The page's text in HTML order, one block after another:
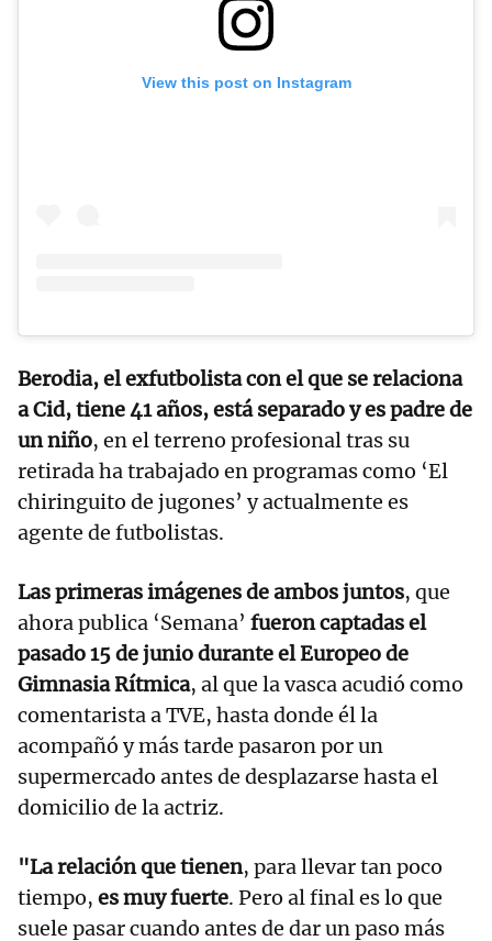
View this post on Instagram
Berodia, el exfutbolista con el que se relaciona
a Cid, tiene 41 años, está separado y es padre de
un niño, en el terreno profesional tras su
retirada ha trabajado en programas como ‘El
chiringuito de jugones’ y actualmente es
agente de futbolistas.
Las primeras imágenes de ambos juntos, que
ahora publica ‘Semana’ fueron captadas el
pasado 15 de junio durante el Europeo de
Gimnasia Rítmica, al que la vasca acudió como
comentarista a TVE, hasta donde él la
acompañó y más tarde pasaron por un
supermercado antes de desplazarse hasta el
domicilio de la actriz.
"La relación que tienen, para llevar tan poco
tiempo, es muy fuerte. Pero al final es lo que
suele pasar cuando antes de dar un paso más